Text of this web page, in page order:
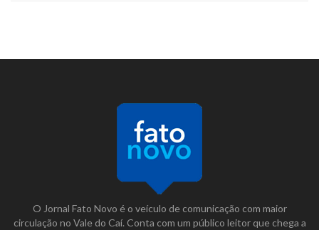
O Jornal Fato Novo é o veículo de comunicação com maior
circulação no Vale do Caí. Conta com um público leitor que chega a